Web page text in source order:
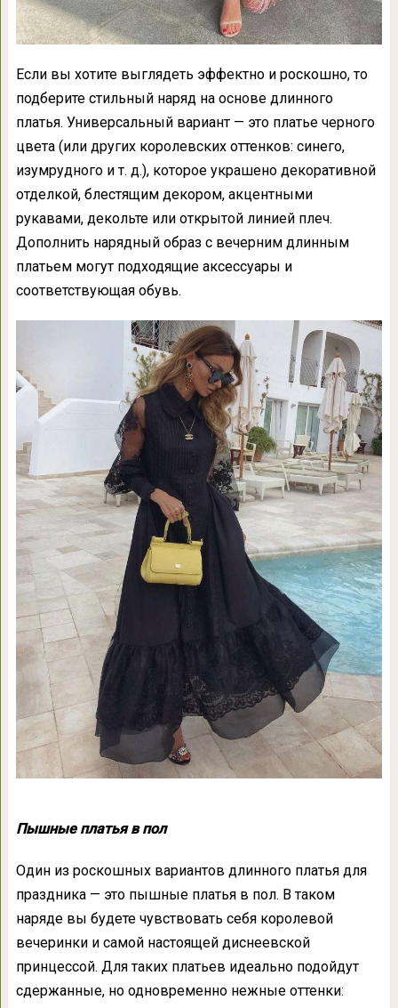
Если вы хотите выглядеть эффектно и роскошно, то
подберите стильный наряд на основе длинного
платья. Универсальный вариант — это платье черного
цвета (или других королевских оттенков: синего,
изумрудного и т. д.), которое украшено декоративной
отделкой, блестящим декором, акцентными
рукавами, декольте или открытой линией плеч.
Дополнить нарядный образ с вечерним длинным
платьем могут подходящие аксессуары и
соответствующая обувь.
Пышные платья в пол
Один из роскошных вариантов длинного платья для
праздника — это пышные платья в пол. В таком
наряде вы будете чувствовать себя королевой
вечеринки и самой настоящей диснеевской
принцессой. Для таких платьев идеально подойдут
сдержанные, но одновременно нежные оттенки: